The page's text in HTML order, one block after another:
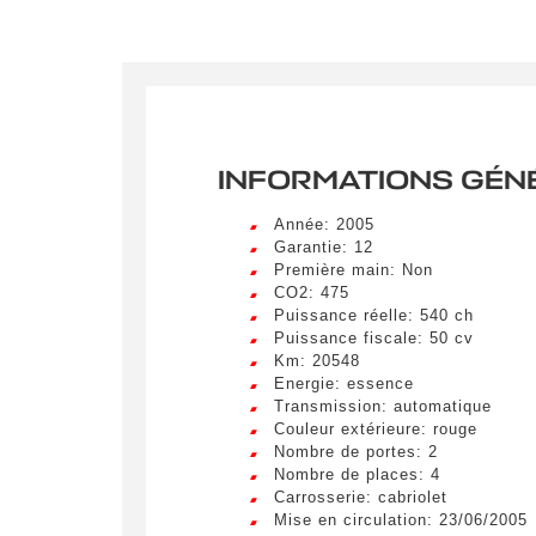
véhicule
Civilité *
Lorem
INFORMATIONS
Année: 2005
Garantie: 12
Première main: Non
CO2: 475
Puissance réelle: 540 ch
Puissance fiscale: 50 cv
Km: 20548
Energie: essence
Transmission: automatique
Couleur extérieure: rouge
Nombre de portes: 2
Nombre de places: 4
Carrosserie: cabriolet
Mise en circulation: 23/06/2005